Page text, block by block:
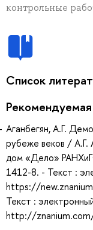
контрольные
Список
Аганбегян, А.Г.
рубеже веков / А.Г.
дом «Дело»
1412-8. - Текст :
https://
Текст :
http://